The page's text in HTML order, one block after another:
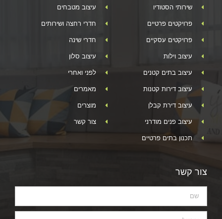
שירותי הסטודיו
פרויקטים פרטיים
פרויקטים עסקיים
עיצוב וילות
עיצוב בתים קטנים
עיצוב דירות קטנות
עיצוב דירת קבלן
עיצוב פנים מודרני
תכנון בתים פרטיים
עיצוב מטבחים
חדרי רחצה ושירותים
חדרי שינה
עיצוב סלון
לפני ואחרי
מאמרים
מוצרים
צור קשר
צור קשר